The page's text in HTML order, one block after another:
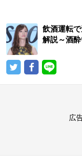
飲酒運転
解説～酒
広